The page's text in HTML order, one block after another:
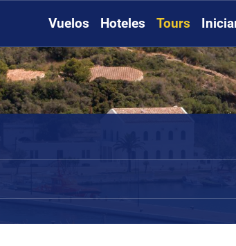
Vuelos Hoteles Tours